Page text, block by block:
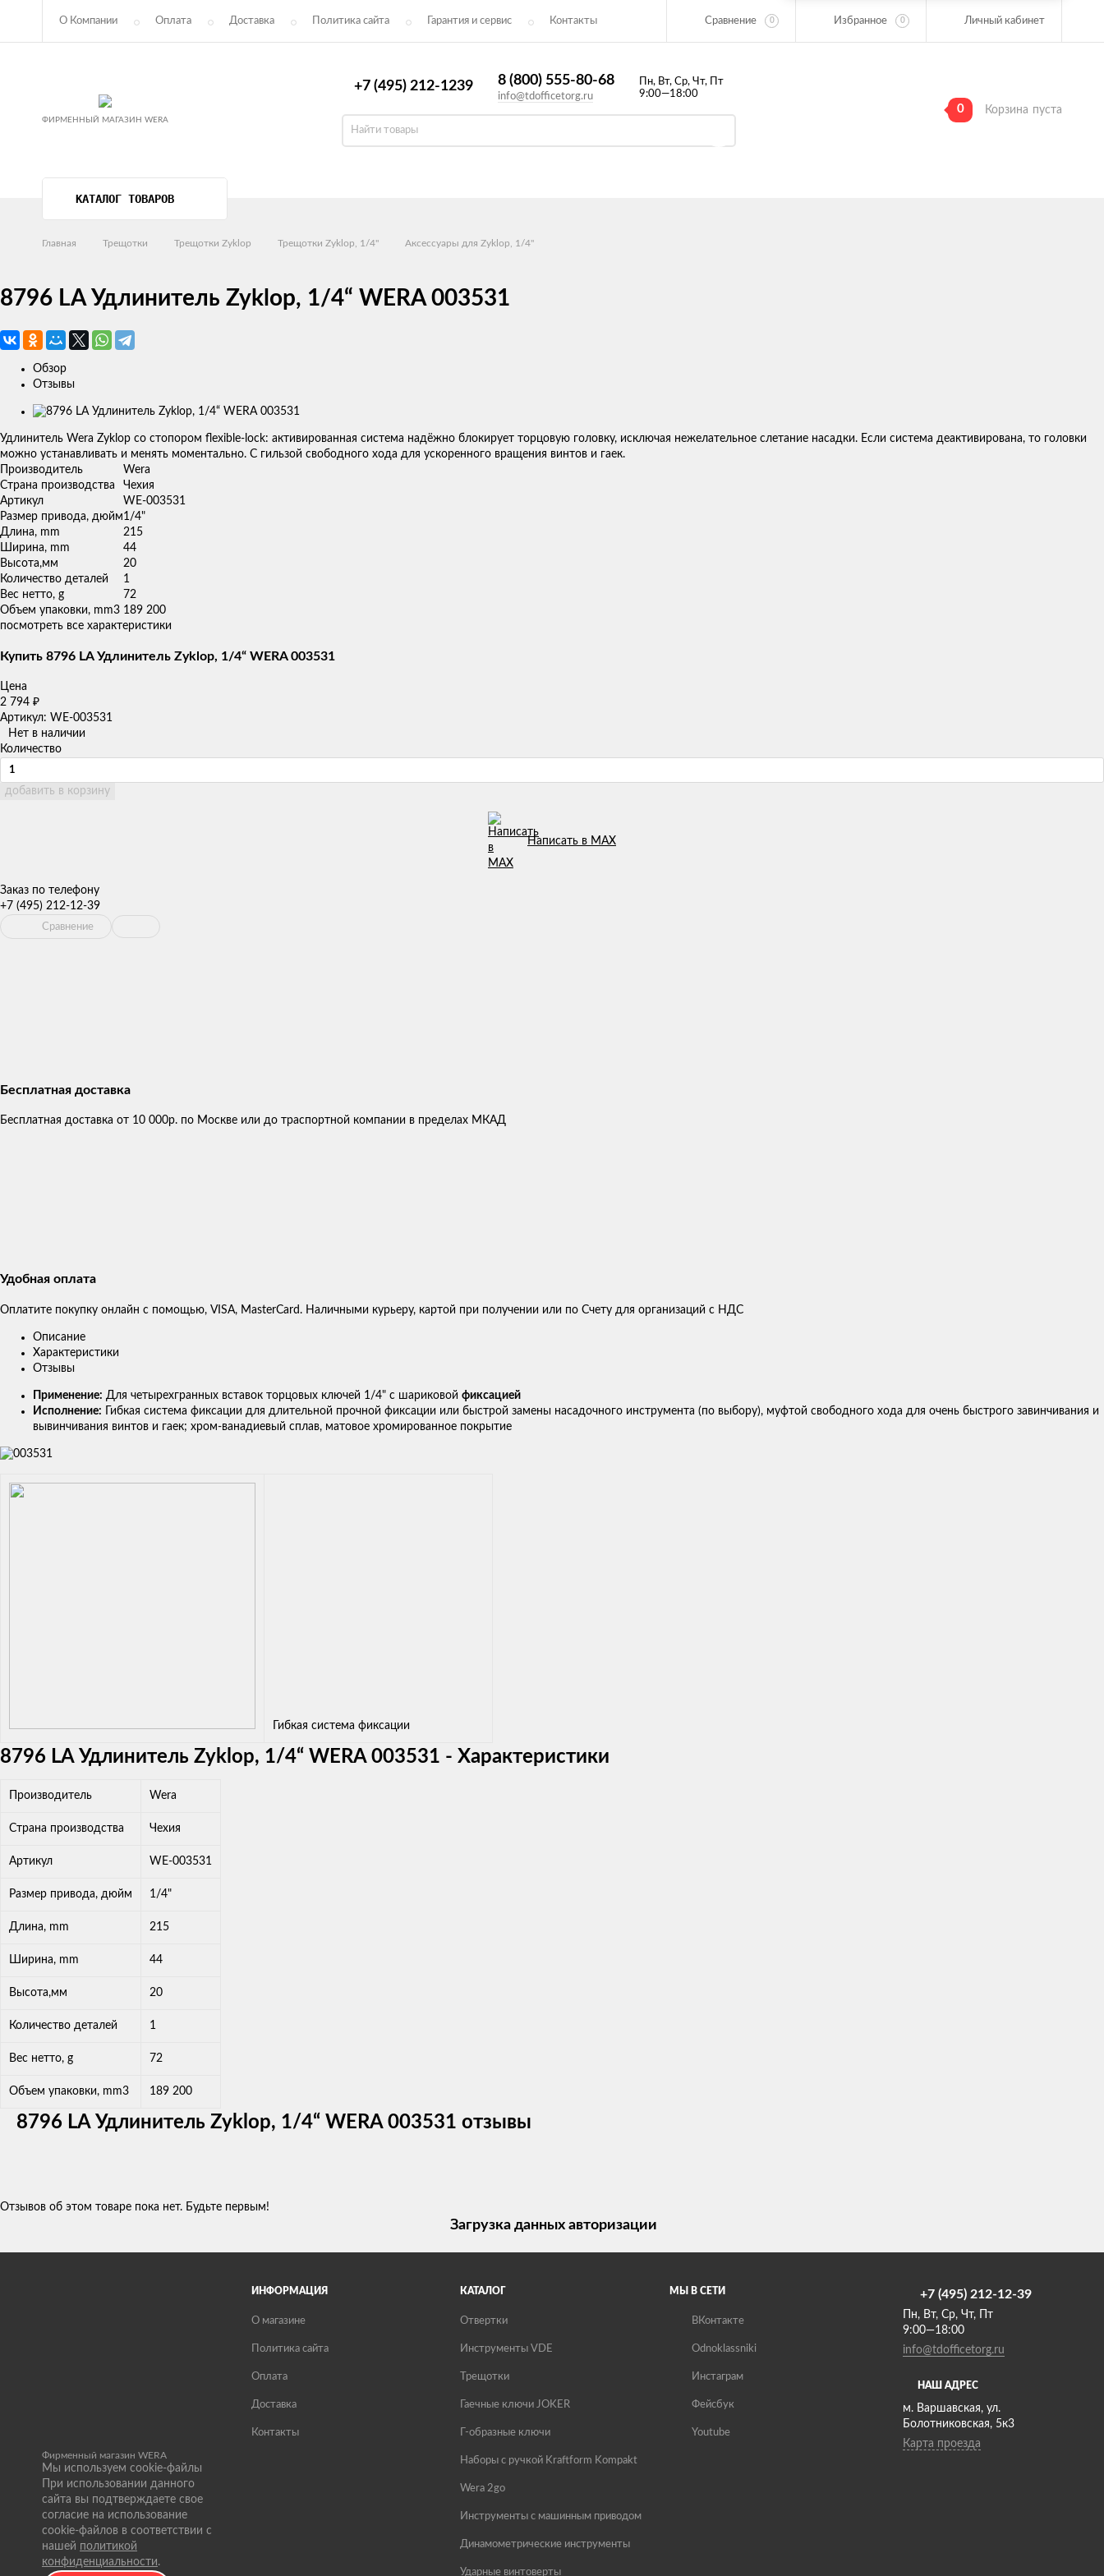
О Компании Оплата Доставка Политика сайта Гарантия и сервис Контакты​ Сравнение 0 Избранное 0 Личный кабинет
ФИРМЕННЫЙ МАГАЗИН WERA
+7 (495) 212-1239 8 (800) 555-80-68
info@tdofficetorg.ru
Пн, Вт, Ср, Чт, Пт
9:00—18:00
0 Корзина пуста
КАТАЛОГ ТОВАРОВ
Главная Трещотки Трещотки Zyklop Трещотки Zyklop, 1/4" Аксессуары для Zyklop, 1/4"
8796 LA Удлинитель Zyklop, 1/4“ WERA 003531
Обзор
Отзывы
Изображения
товаров
Удлинитель Wera Zyklop со стопором flexible-lock: активированная система надёжно блокирует торцовую головку, исключая нежелательное слетание насадки. Если система деактивирована, то головки
можно устанавливать и менять моментально. С гильзой свободного хода для ускоренного вращения винтов и гаек.
Производитель
Wera
Страна производства
Чехия
Артикул
WE-003531
Размер привода, дюйм1/4"
Длина, mm
215
Ширина, mm
44
Высота,мм
20
Количество деталей
1
Вес нетто, g
72
Объем упаковки, mm3 189 200
посмотреть все характеристики
Купить 8796 LA Удлинитель Zyklop, 1/4“ WERA 003531
Цена
2 794 ₽
Артикул: WE-003531
Нет в наличии
Количество
добавить в корзину
Написать в MAX
Заказ по телефону
+7 (495) 212-12-39
Сравнение
Бесплатная доставка
Бесплатная доставка от 10 000р. по Москве или до траспортной компании в пределах МКАД
Удобная оплата
Оплатите покупку онлайн с помощью, VISA, MasterCard. Наличными курьеру, картой при получении или по Счету для организаций с НДС
Описание
Характеристики
Отзывы
Применение: Для четырехгранных вставок торцовых ключей 1/4" с шариковой фиксацией
Исполнение: Гибкая система фиксации для длительной прочной фиксации или быстрой замены насадочного инструмента (по выбору), муфтой свободного хода для очень быстрого завинчивания и
вывинчивания винтов и гаек; хром-ванадиевый сплав, матовое хромированное покрытие
Гибкая система фиксации
8796 LA Удлинитель Zyklop, 1/4“ WERA 003531 - Характеристики
Производитель Wera
Страна производства Чехия
Артикул WE-003531
Размер привода, дюйм 1/4"
Длина, mm 215
Ширина, mm 44
Высота,мм 20
Количество деталей 1
Вес нетто, g 72
Объем упаковки, mm3 189 200
8796 LA Удлинитель Zyklop, 1/4“ WERA 003531 отзывы
Отзывов об этом товаре пока нет. Будьте первым!
Загрузка данных авторизации
Фирменный магазин WERA
Мы используем cookie-файлы
При использовании данного
сайта вы подтверждаете свое
согласие на использование
cookie-файлов в соответствии с
нашей политикой
конфиденциальности.
ИНФОРМАЦИЯ
О магазине
Политика сайта
Оплата
Доставка
Контакты
КАТАЛОГ
Отвертки
Инструменты VDE
Трещотки
Гаечные ключи JOKER
Г-образные ключи
Наборы с ручкой Kraftform Kompakt
Wera 2go
Инструменты с машинным приводом
Динамометрические инструменты
Ударные винтоверты
МЫ В СЕТИ
ВКонтакте
Odnoklassniki
Инстаграм
Фейсбук
Youtube
НАШ АДРЕС
м. Варшавская, ул.
Болотниковская, 5к3
Карта проезда
+7 (495) 212-12-39
Пн, Вт, Ср, Чт, Пт
9:00—18:00
info@tdofficetorg.ru